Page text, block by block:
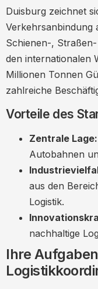
Wie hoch
Welche
Welche
Fazit
Duisburg zeichnet
Verkehrsanbindung
Schienen-,
den internationalen
Millionen Tonnen
zahlreiche
Vorteile des
Zentrale Lage:
Autobahnen
aus den
Logistik.
nachhaltige
Ihre